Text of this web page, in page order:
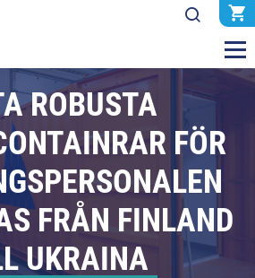
ROBUSTA
FÖR
FRÅN FINLAND
UKRAINA